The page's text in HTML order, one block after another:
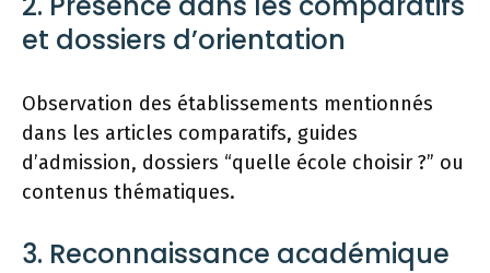
et dossiers d’orientation
Observation des établissements mentionnés
dans les articles comparatifs, guides
d’admission, dossiers “quelle école choisir ?” ou
contenus thématiques.
3. Reconnaissance académique